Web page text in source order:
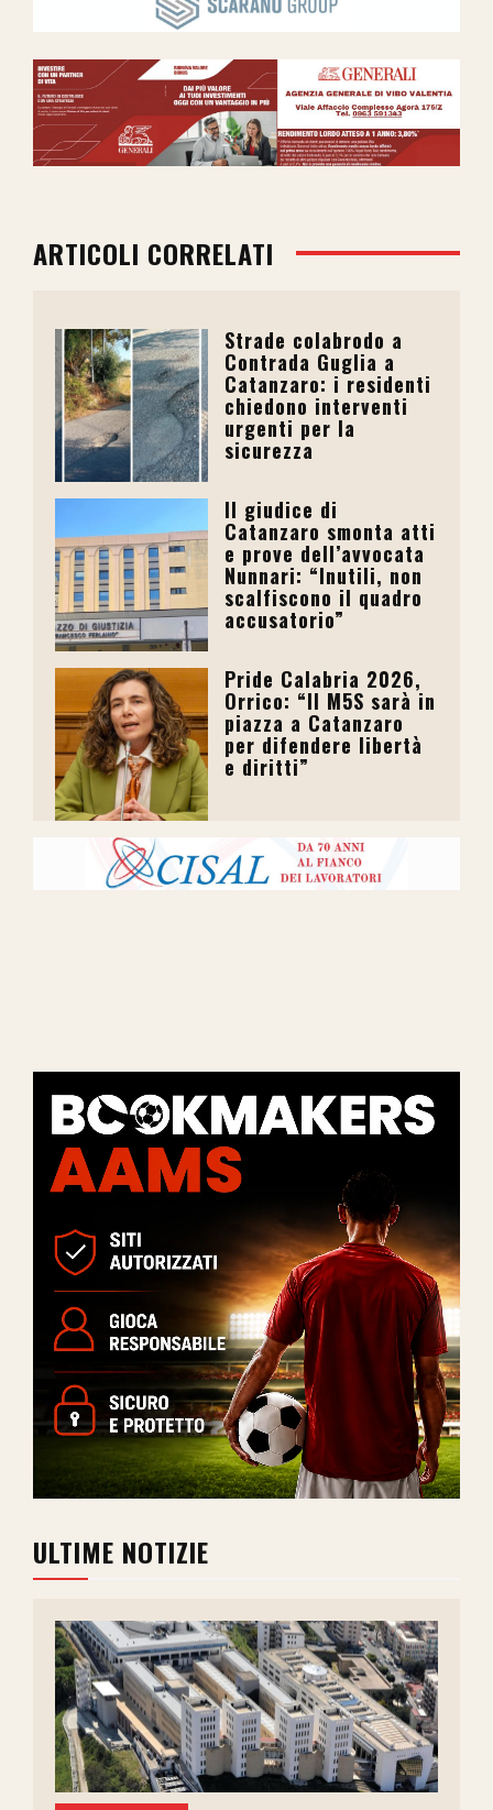
ARTICOLI CORRELATI
Strade colabrodo a
Contrada Guglia a
Catanzaro: i residenti
chiedono interventi
urgenti per la
sicurezza
Il giudice di
Catanzaro smonta atti
e prove dell’avvocata
Nunnari: “Inutili, non
scalfiscono il quadro
accusatorio”
Pride Calabria 2026,
Orrico: “Il M5S sarà in
piazza a Catanzaro
per difendere libertà
e diritti”
ULTIME NOTIZIE